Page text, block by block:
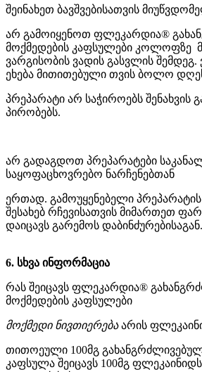
შეინახეთ ბავშვებისათვის
არ გამოიყენოთ ფლეკარდია®
მოქმედების კაფსულები კოლოფზე
ვარგისობის ვადის გასვლის შემდეგ.
ეხება მითითებული თვის ბოლო
პრეპარატი არ საჭიროებს შენახვის
პირობებს.
არ გადაგდოთ პრეპარატები
საყოფაცხოვრებო ნარჩენებთან
ერთად. გამოუყენებელი
შესახებ რჩევისათვის მიმართეთ
დაიცავს გარემოს დაბინძურებისაგან.
6. სხვა ინფორმაცია
რას შეიცავს ფლეკარდია®
მოქმედების კაფსულები
მოქმედი ნივთიერებაარის
თითოეული 100მგ
კაფსულა შეიცავს 100მგ